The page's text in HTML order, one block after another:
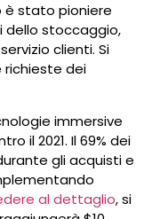
stato pioniere
dello stoccaggio,
clienti. Si
dei
immersive
il 2021. Il 69% dei
gli acquisti e
al dettaglio, si